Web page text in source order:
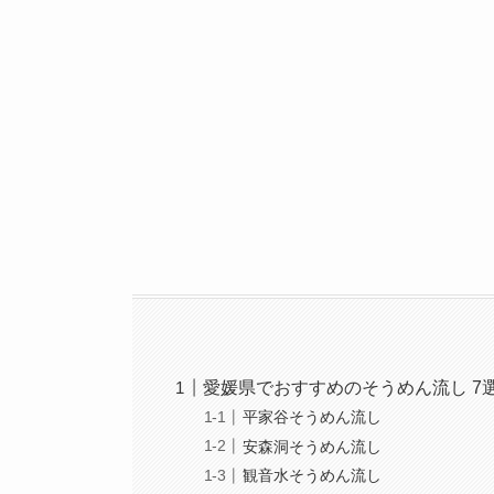
愛媛県でおすすめのそうめん流し 7
平家谷そうめん流し
安森洞そうめん流し
観音水そうめん流し